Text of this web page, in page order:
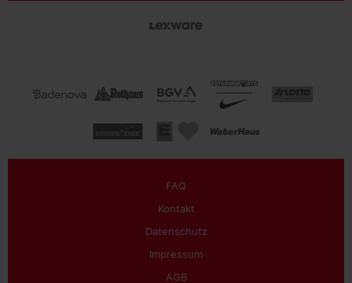
FAQ
Kontakt
Datenschutz
Impressum
AGB